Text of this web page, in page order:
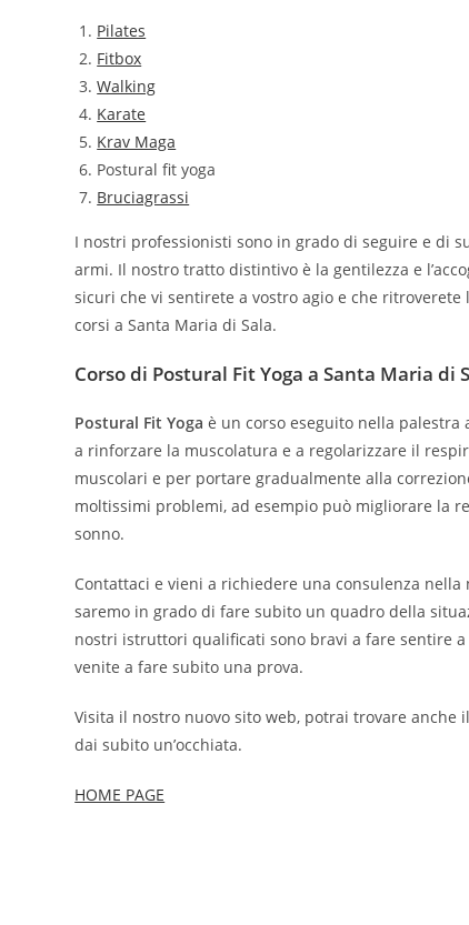
Pilates
Fitbox
Walking
Karate
Krav Maga
Postural fit yoga
Bruciagrassi
I nostri professionisti sono in grado di seguire e di
armi. Il nostro tratto distintivo è la gentilezza e
sicuri che vi sentirete a vostro agio e che
corsi a Santa Maria di Sala.
Corso di Postural Fit Yoga a Santa Maria di
Postural Fit Yoga è un corso eseguito nella palestra
a rinforzare la muscolatura e a regolarizzare il
muscolari e per portare gradualmente alla
moltissimi problemi, ad esempio può migliorare la
sonno.
Contattaci e vieni a richiedere una consulenza
saremo in grado di fare subito un quadro della
nostri istruttori qualificati sono bravi a fare sentire
venite a fare subito una prova.
Visita il nostro nuovo sito web, potrai trovare
dai subito un’occhiata.
HOME PAGE